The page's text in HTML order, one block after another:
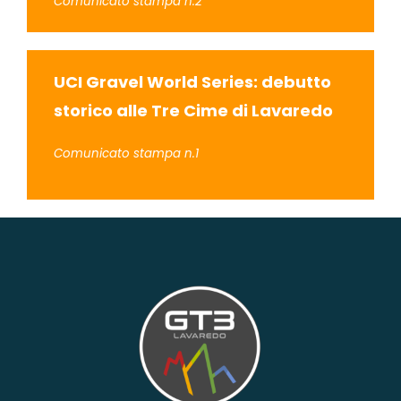
UCI Gravel World Series: debutto
storico alle Tre Cime di Lavaredo
Comunicato stampa n.1